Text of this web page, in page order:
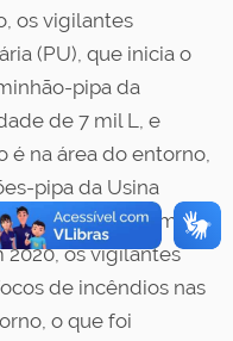
os vigilantes
(PU), que inicia o
pipa da
de 7 mil L, e
é na área do entorno,
pipa da Usina
de cana, auxiliam no
os vigilantes
de incêndios nas
o que foi